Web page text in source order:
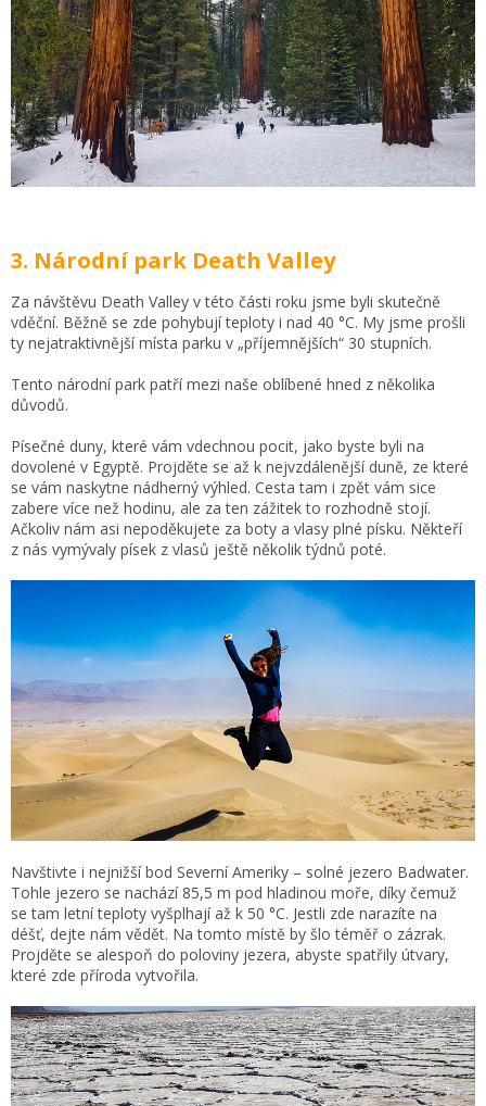
3. Národní park Death Valley
Za návštěvu Death Valley v této části roku jsme byli skutečně
vděční. Běžně se zde pohybují teploty i nad 40 °C. My jsme prošli
ty nejatraktivnější místa parku v „příjemnějších“ 30 stupních.
Tento národní park patří mezi naše oblíbené hned z několika
důvodů.
Písečné duny, které vám vdechnou pocit, jako byste byli na
dovolené v Egyptě. Projděte se až k nejvzdálenější duně, ze které
se vám naskytne nádherný výhled. Cesta tam i zpět vám sice
zabere více než hodinu, ale za ten zážitek to rozhodně stojí.
Ačkoliv nám asi nepoděkujete za boty a vlasy plné písku. Někteří
z nás vymývaly písek z vlasů ještě několik týdnů poté.
Navštivte i nejnižší bod Severní Ameriky – solné jezero Badwater.
Tohle jezero se nachází 85,5 m pod hladinou moře, díky čemuž
se tam letní teploty vyšplhají až k 50 °C. Jestli zde narazíte na
déšť, dejte nám vědět. Na tomto místě by šlo téměř o zázrak.
Projděte se alespoň do poloviny jezera, abyste spatřily útvary,
které zde příroda vytvořila.